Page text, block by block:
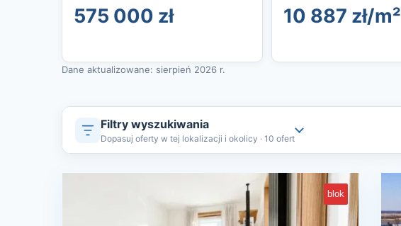
575 000 zł 10 887 zł/m²
Dane aktualizowane: sierpień 2026 r.
Filtry wyszukiwania
Dopasuj oferty w tej lokalizacji i okolicy · 10 ofert
blok